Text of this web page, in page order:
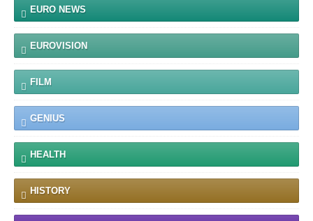
EURO NEWS
EUROVISION
FILM
GENIUS
HEALTH
HISTORY